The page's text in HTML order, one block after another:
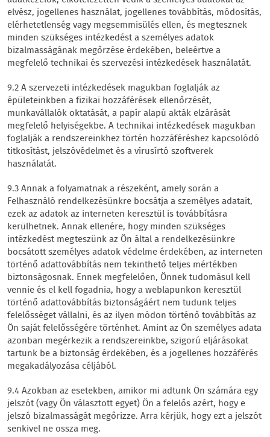
elvész, jogellenes használat, jogellenes továbbítás, módosítás,
elérhetetlenség vagy megsemmisülés ellen, és megtesznek
minden szükséges intézkedést a személyes adatok
bizalmasságának megőrzése érdekében, beleértve a
megfelelő technikai és szervezési intézkedések használatát.
9.2 A szervezeti intézkedések magukban foglalják az
épületeinkben a fizikai hozzáférések ellenőrzését,
munkavállalók oktatását, a papír alapú akták elzárását
megfelelő helyiségekbe. A technikai intézkedések magukban
foglalják a rendszereinkhez történ hozzáféréshez kapcsolódó
titkosítást, jelszóvédelmet és a vírusírtó szoftverek
használatát.
9.3 Annak a folyamatnak a részeként, amely során a
Felhasználó rendelkezésünkre bocsátja a személyes adatait,
ezek az adatok az interneten keresztül is továbbításra
kerülhetnek. Annak ellenére, hogy minden szükséges
intézkedést megteszünk az Ön által a rendelkezésünkre
bocsátott személyes adatok védelme érdekében, az interneten
történő adattovábbítás nem tekinthető teljes mértékben
biztonságosnak. Ennek megfelelően, Önnek tudomásul kell
vennie és el kell fogadnia, hogy a weblapunkon keresztül
történő adattovábbítás biztonságáért nem tudunk teljes
felelősséget vállalni, és az ilyen módon történő továbbítás az
Ön saját felelősségére történhet. Amint az Ön személyes adata
azonban megérkezik a rendszereinkbe, szigorú eljárásokat
tartunk be a biztonság érdekében, és a jogellenes hozzáférés
megakadályozása céljából.
9.4 Azokban az esetekben, amikor mi adtunk Ön számára egy
jelszót (vagy Ön választott egyet) Ön a felelős azért, hogy e
jelszó bizalmasságát megőrizze. Arra kérjük, hogy ezt a jelszót
senkivel ne ossza meg.